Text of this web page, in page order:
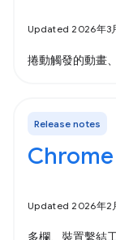
Updated 2026年3
捲動觸發的動畫
Release notes
Updated 2026年2
多欄、裝置繫結